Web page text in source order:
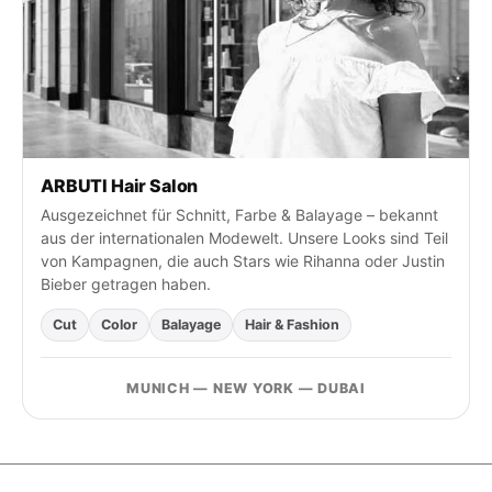
n
c
h
ARBUTI Hair Salon
Ausgezeichnet für Schnitt, Farbe & Balayage – bekannt
aus der internationalen Modewelt. Unsere Looks sind Teil
von Kampagnen, die auch Stars wie Rihanna oder Justin
Bieber getragen haben.
Cut Color Balayage Hair & Fashion
MUNICH — NEW YORK — DUBAI